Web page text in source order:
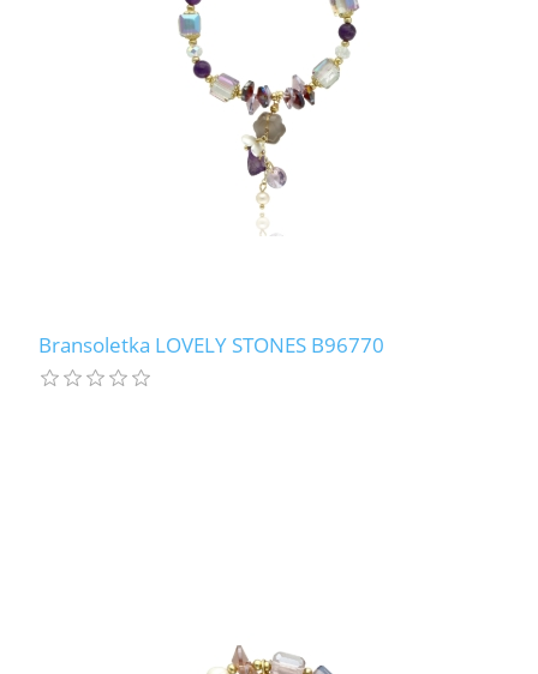
Bransoletka LOVELY STONES B96770